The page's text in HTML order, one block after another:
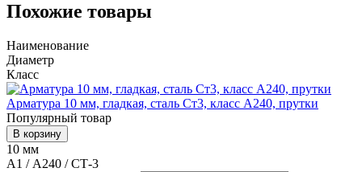
Похожие товары
Наименование
Диаметр
Класс
Арматура 10 мм, гладкая, сталь Ст3, класс А240, прутки
Популярный товар
В корзину
10 мм
А1 / А240 / СТ-3